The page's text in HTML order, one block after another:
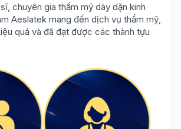
chuyên gia thẩm mỹ dày dặn kinh
Aeslatek mang đến dịch vụ thẩm mỹ,
quả và đã đạt được các thành tựu